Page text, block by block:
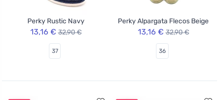
Perky Rustic Navy
13,16 € 32,90 €
37
Perky Alpargata Flecos Beige
13,16 € 32,90 €
36